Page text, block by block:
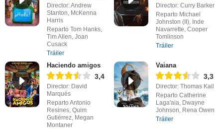
Director: Andrew
Stanton, McKenna
Harris
Reparto Tom Hanks,
Tim Allen, Joan
Cusack
Tráiler
Director: Curry Barker
Reparto Michael
Johnston (II), Inde
Navarrette, Cooper
Tomlinson
Tráiler
Haciendo amigos
3,4
Director: David
Marqués
Reparto Antonio
Resines, Quim
Gutiérrez, Megan
Montaner
Vaiana
3,3
Director: Thomas Kail
Reparto Catherine
Laga'aia, Dwayne
Johnson, Rena Owen
Tráiler